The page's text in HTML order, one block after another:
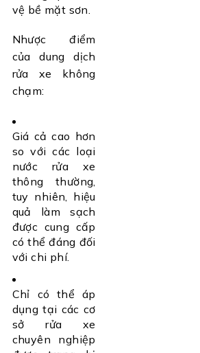
vệ bề mặt sơn.
Nhược điểm
của dung dịch
rửa xe không
chạm:
Giá cả cao hơn
so với các loại
nước rửa xe
thông thường,
tuy nhiên, hiệu
quả làm sạch
được cung cấp
có thể đáng đối
với chi phí.
Chỉ có thể áp
dụng tại các cơ
sở rửa xe
chuyên nghiệp